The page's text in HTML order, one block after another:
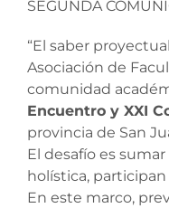
SEGUNDA
“El saber
Asociación de
comunidad
Encuentro y XXI
provincia de San
El desafío es
holística,
En este marco,